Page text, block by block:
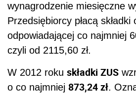
wynagrodzenie miesięczne
Przedsiębiorcy płacą
odpowiadającej co najmniej
czyli od 2115,60 zł.
W 2012 roku składki ZUS
o co najmniej 873,24 zł.